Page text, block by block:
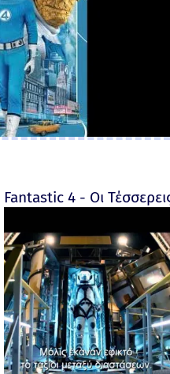
Hulk - 2008
Fantastic 4 - Οι